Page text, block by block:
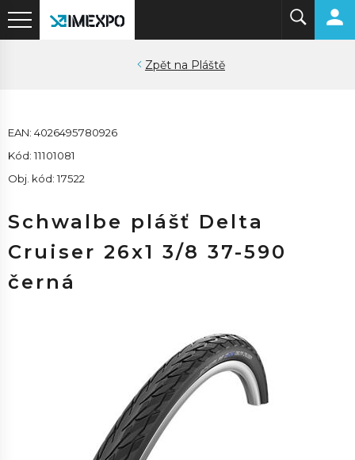
Pláště
EAN: 4026495780926
Kód: 11101081
Obj. kód: 17522
Schwalbe plášť Delta
Cruiser 26x1 3/8 37-590
černá